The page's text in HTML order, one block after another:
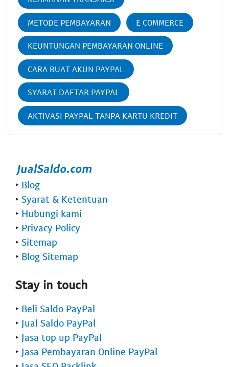
METODE PEMBAYARAN E COMMERCE
KEUNTUNGAN PEMBAYARAN ONLINE
CARA BUAT AKUN PAYPAL
SYARAT DAFTAR PAYPAL
AKTIVASI PAYPAL TANPA KARTU KREDIT
‣ Blog
‣ Syarat & Ketentuan
‣ Hubungi kami
‣ Privacy Policy
‣ Sitemap
‣ Blog Sitemap
Stay in touch
‣ Beli Saldo PayPal
‣ Jual Saldo PayPal
‣ Jasa top up PayPal
‣ Jasa Pembayaran Online PayPal